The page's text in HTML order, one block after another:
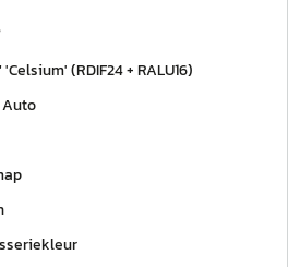
(RDIF24 + RALU16)